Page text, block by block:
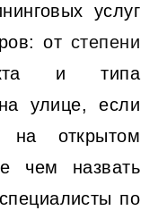
услуг
отстепени
и типа
улице, если
открытом
чем назвать
по